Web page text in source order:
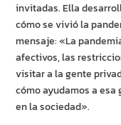
invitadas. Ella
cómo se vivió la
mensaje: «La
afectivos, las
visitar a la gente
cómo ayudamos a
en la sociedad».